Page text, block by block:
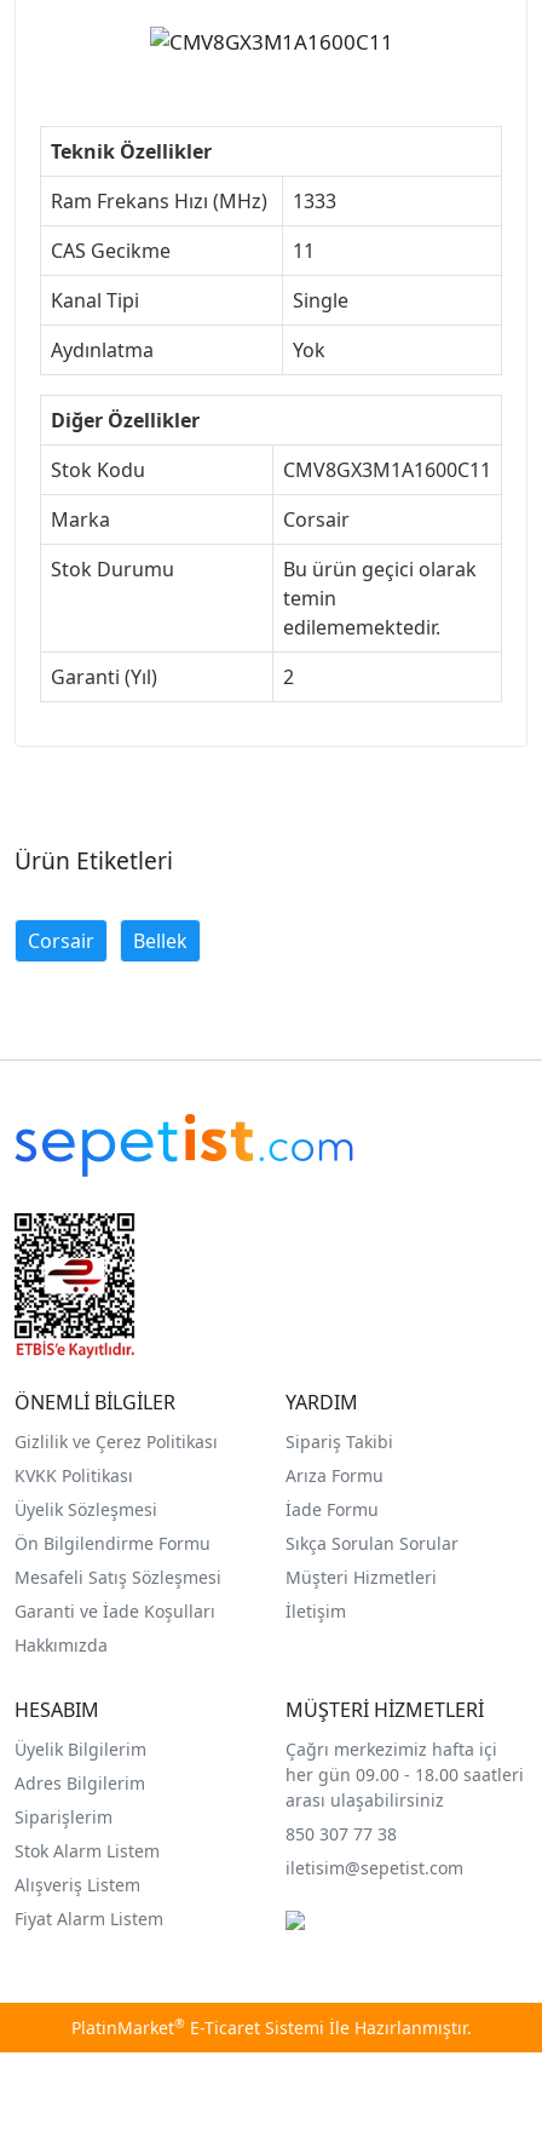
Teknik Özellikler
Ram Frekans Hızı (MHz)
1333
CAS Gecikme
11
Kanal Tipi
Single
Aydınlatma
Yok
Diğer Özellikler
Stok Kodu
CMV8GX3M1A1600C11
Marka
Corsair
Stok Durumu
Bu ürün geçici olarak
temin
edilememektedir.
Garanti (Yıl)
2
Ürün Etiketleri
Corsair Bellek
ÖNEMLİ BİLGİLER
Gizlilik ve Çerez Politikası
KVKK Politikası
Üyelik Sözleşmesi
Ön Bilgilendirme Formu
Mesafeli Satış Sözleşmesi
Garanti ve İade Koşulları
Hakkımızda
YARDIM
Sipariş Takibi
Arıza Formu
İade Formu
Sıkça Sorulan Sorular
Müşteri Hizmetleri
İletişim
HESABIM
Üyelik Bilgilerim
Adres Bilgilerim
Siparişlerim
Stok Alarm Listem
Alışveriş Listem
Fiyat Alarm Listem
MÜŞTERİ HİZMETLERİ
Çağrı merkezimiz hafta içi
her gün 09.00 - 18.00 saatleri
arası ulaşabilirsiniz
850 307 77 38
iletisim@sepetist.com
PlatinMarket®E-Ticaret Sistemi İle Hazırlanmıştır.